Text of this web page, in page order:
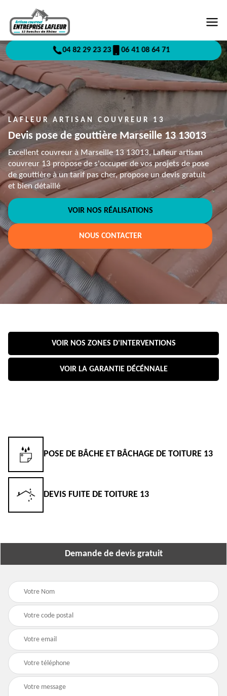
04 82 29 23 23 06 41 08 64 71
LAFLEUR ARTISAN COUVREUR 13
Devis pose de gouttière Marseille 13 13013
Excellent couvreur à Marseille 13 13013, Lafleur artisan
couvreur 13 propose de s'occuper de vos projets de pose
de gouttière à un tarif pas cher, propose un devis gratuit
et bien détaillé
VOIR NOS RÉALISATIONS
NOUS CONTACTER
VOIR NOS ZONES D'INTERVENTIONS
VOIR LA GARANTIE DÉCÉNNALE
POSE DE BÂCHE ET BÂCHAGE DE TOITURE 13
DEVIS FUITE DE TOITURE 13
Demande de devis gratuit